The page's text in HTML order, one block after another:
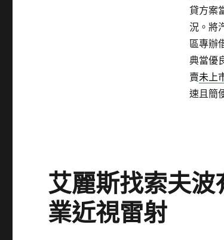
貸方案
況。將
區專辦
典當優
賣未上
速且簡
艾麗斯找索夫
業近視雷射